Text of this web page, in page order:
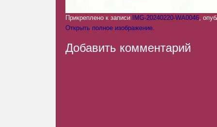
Прикреплено к записи IMG-20240220-WA0046,
Открыть полное изображение.
Добавить комментарий